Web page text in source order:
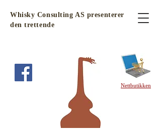
Whisky Consulting AS presenterer
den trettende
Nettbutikken